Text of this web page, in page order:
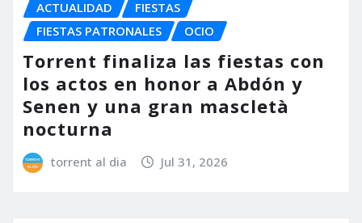
ACTUALIDAD
FIESTAS
FIESTAS PATRONALES
OCIO
Torrent finaliza las fiestas con
los actos en honor a Abdón y
Senen y una gran mascletà
nocturna
torrent al dia Jul 31, 2026